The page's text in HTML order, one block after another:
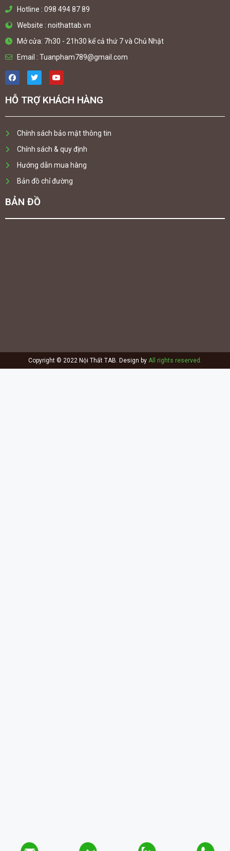
Hotline : 098 494 87 89
Website : noithattab.vn
Mở cửa: 7h30 - 21h30 kể cả thứ 7 và Chủ Nhật
Email : Tuanpham789@gmail.com
HỖ TRỢ KHÁCH HÀNG
Chính sách bảo mật thông tin
Chính sách & quy định
Hướng dẫn mua hàng
Bản đồ chỉ đường
BẢN ĐỒ
Copyright © 2022 Nội Thất TAB. Design by All rights reserved.